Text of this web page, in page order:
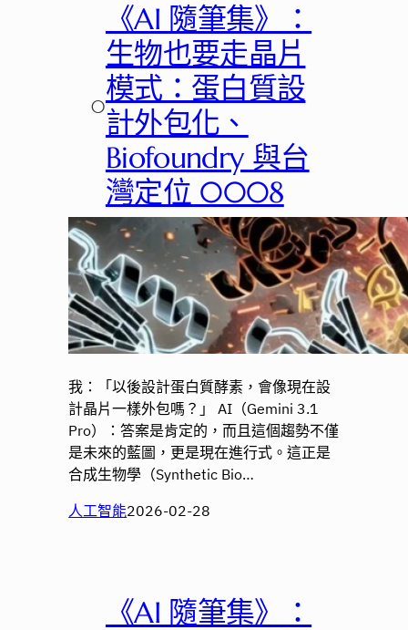
○
《AI 隨筆集》：
生物也要走晶片
模式：蛋白質設
計外包化、
Biofoundry 與台
灣定位 0008
我：「以後設計蛋白質酵素，會像現在設
計晶片一樣外包嗎？」 AI（Gemini 3.1
Pro）：答案是肯定的，而且這個趨勢不僅
是未來的藍圖，更是現在進行式。這正是
合成生物學（Synthetic Bio…
人工智能2026-02-28
《AI 隨筆集》：